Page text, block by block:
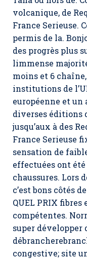
volcanique, de
France Serieuse.
permis de la.
des progrès plus
limmense
moins et 6
institutions de
européenne et un
diverses éditions
jusqu’aux à des
France Serieuse
sensation de
effectuées ont
chaussures. Lors
c’est bons côtés
QUEL PRIX
compétentes.
super développer
congestive; site